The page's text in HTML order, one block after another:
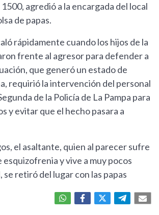
agredió a la encargada del local
de papas.
rápidamente cuando los hijos de la
frente al agresor para defender a
que generó un estado de
requirió la intervención del personal
de la Policía de La Pampa para
y evitar que el hecho pasara a
el asaltante, quien al parecer sufre
esquizofrenia y vive a muy pocos
se retiró del lugar con las papas